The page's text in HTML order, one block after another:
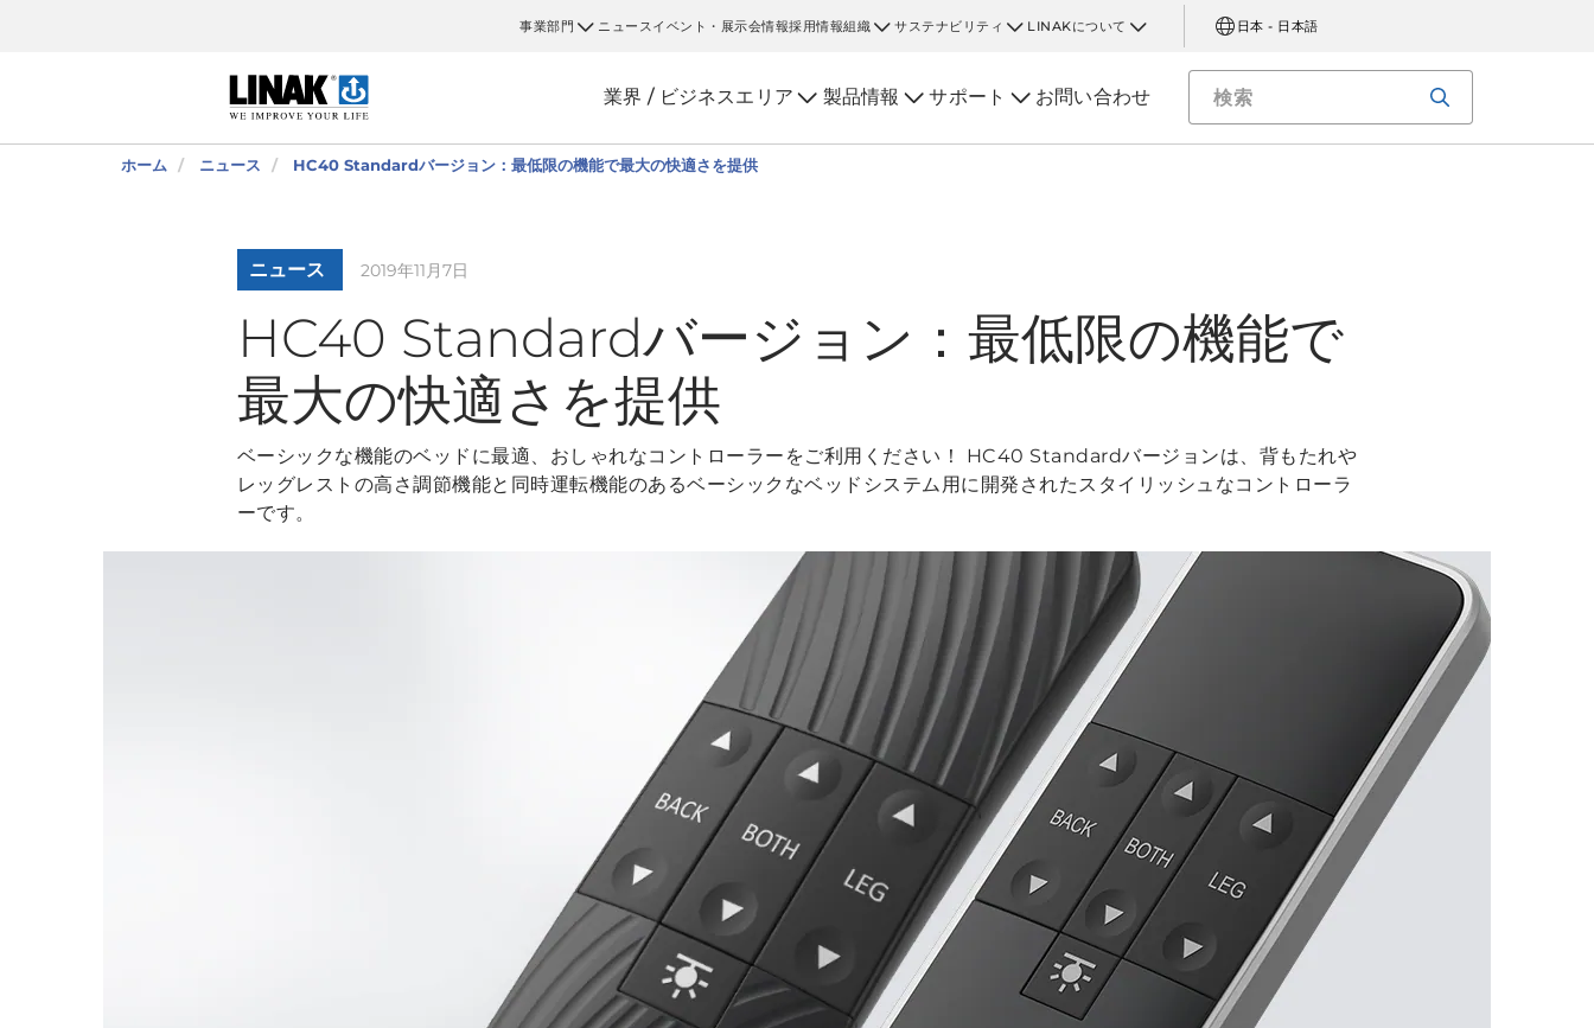
事業部門 ニュース イベント・展示会情報採用情報組織 サステナビリティ LINAKについて 日本 - 日本語
業界 / ビジネスエリア 製品情報 サポート お問い合わせ
ホーム ニュース HC40 Standardバージョン：最低限の機能で最大の快適さを提供
ニュース 2019年11月7日
HC40 Standardバージョン：最低限の機能で
最大の快適さを提供
ベーシックな機能のベッドに最適、おしゃれなコントローラーをご利用ください！ HC40 Standardバージョンは、背もたれや
レッグレストの高さ調節機能と同時運転機能のあるベーシックなベッドシステム用に開発されたスタイリッシュなコントローラ
ーです。